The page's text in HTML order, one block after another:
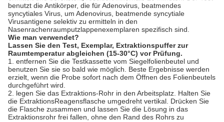
benutzt die Antikörper, die für Adenovirus, beatmendes
syncytiales Virus, um Adenovirus, beatmende syncytiale
Virusantigene selektiv zu ermitteln in den
Nasenrachenraumputzlappenexemplaren spezifisch sind.
Wie man verwendet?
Lassen Sie den Test, Exemplar, Extraktionspuffer zur
Raumtemperatur abgleichen (15-30°C) vor Prüfung.
1. entfernen Sie die Testkassette vom Siegelfolienbeutel und
benutzen Sie sie so bald wie möglich. Beste Ergebnisse werden
erzielt, wenn die Probe sofort nach dem Öffnen des Folienbeutels
durchgeführt wird.
2. legen Sie das Extraktions-Rohr in den Arbeitsplatz. Halten Sie
die ExtraktionsReagensflasche umgedreht vertikal. Drücken Sie
die Flasche zusammen und lassen Sie die Lösung in das
Extraktionsrohr frei fallen, ohne den Rand des Rohrs zu